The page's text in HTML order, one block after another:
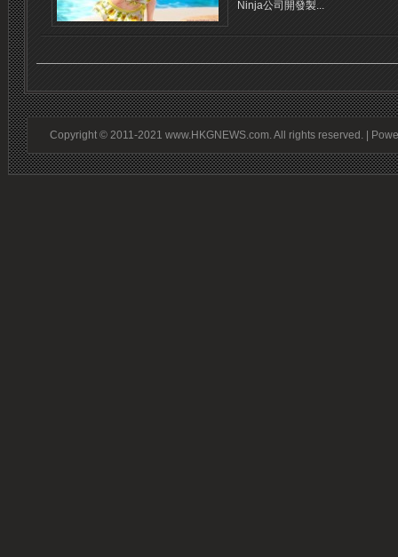
Ninja公司開發製...
Copyright © 2011-2021 www.HKGNEWS.com. All rights reserved. |